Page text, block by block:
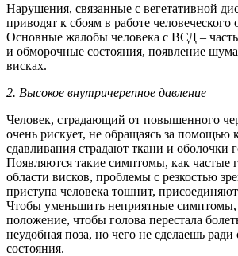
Нарушения, связанные с вегетативной
приводят к сбоям в работе человеческого
Основные жалобы человека с ВСД –
и обморочные состояния, появление
висках.
2. Высокое внутричерепное давление
Человек, страдающий от повышенного
очень рискует, не обращаясь за помощью
сдавливания страдают ткани и оболочки
Появляются такие симптомы, как частые
области висков, проблемы с резкостью
приступа человека тошнит,
Чтобы уменьшить неприятные симптомы,
положение, чтобы голова перестала
неудобная поза, но чего не сделаешь ради
состояния.